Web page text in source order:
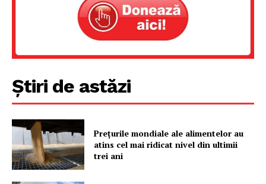
Despre noi / Echipa
Proiecte editoriale
Știri de astăzi
Prețurile mondiale ale alimentelor au
atins cel mai ridicat nivel din ultimii
trei ani